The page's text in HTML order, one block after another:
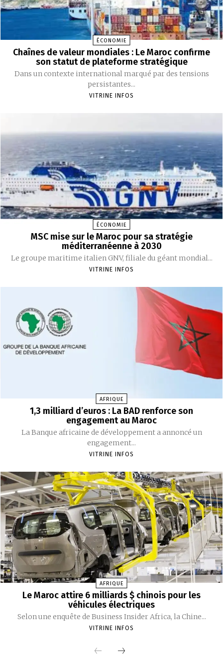
ÉCONOMIE
Chaînes de valeur mondiales : Le Maroc confirme
son statut de plateforme stratégique
Dans un contexte international marqué par des tensions
persistantes...
VITRINE INFOS
ÉCONOMIE
MSC mise sur le Maroc pour sa stratégie
méditerranéenne à 2030
‎Le groupe maritime italien GNV, filiale du géant mondial...
VITRINE INFOS
AFRIQUE
1,3 milliard d’euros : La BAD renforce son
engagement au Maroc
‎La Banque africaine de développement a annoncé un
engagement...
VITRINE INFOS
AFRIQUE
Le Maroc attire 6 milliards $ chinois pour les
véhicules électriques
‎Selon une enquête de Business Insider Africa, la Chine...
VITRINE INFOS